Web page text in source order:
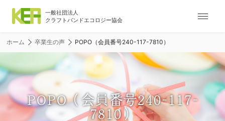
ナ
ー
シ
ョ
ン
メ
ニ
ホーム 卒業生の声 POPO（会員番号240-117-7810）
POPO（会員番号240-117-
7810）